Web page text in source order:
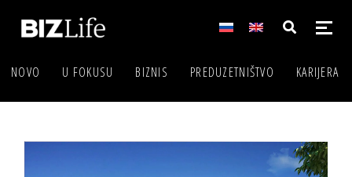
NOVO U FOKUSU BIZNIS PREDUZETNIŠTVO KARIJERA